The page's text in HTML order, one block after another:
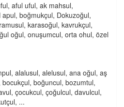
aful uful, ak mahsul,
boğmukçul, Dokuzoğul,
karasoğul, kavrukçul,
oğul, onuşumcul, orta ohul, özel
alalusul, alelusul, ana oğul, aş
boğuncul, bozumtul,
çocukcul, çoğulcul, davulcul,
...